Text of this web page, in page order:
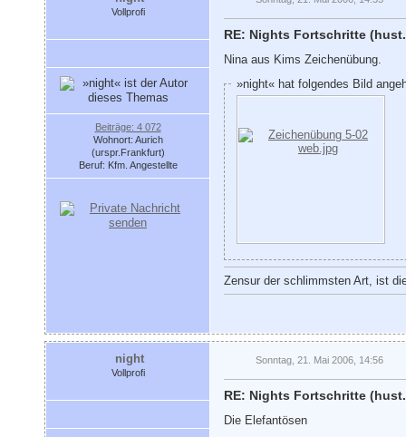
Vollprofi
Beiträge: 4 072
Wohnort: Aurich
(urspr.Frankfurt)
Beruf: Kfm. Angestellte
RE: Nights Fortschritte
Nina aus Kims Zeichenübung.
»night« hat folgendes Bild
Zensur der schlimmsten Art, ist
night
Vollprofi
Sonntag, 21. Mai 2006, 14:56
RE: Nights Fortschritte
Die Elefantösen